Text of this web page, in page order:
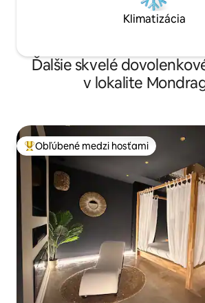
Klimatizácia
Ďalšie skvelé
v lokalite
Najobľúbenejšie medzi hosťami
Obľúbené medzi hosťami